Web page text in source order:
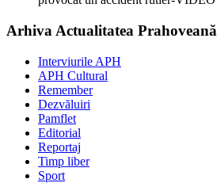
Arhiva Actualitatea Prahoveană
Interviurile APH
APH Cultural
Remember
Dezvăluiri
Pamflet
Editorial
Reportaj
Timp liber
Sport